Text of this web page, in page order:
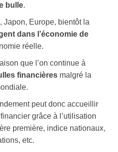
bulle.
Japon, Europe, bientôt la
dans l’économie de
réelle.
que l’on continue à
financières malgré la
peut donc accueillir
grâce à l’utilisation
première, indice nationaux,
etc.